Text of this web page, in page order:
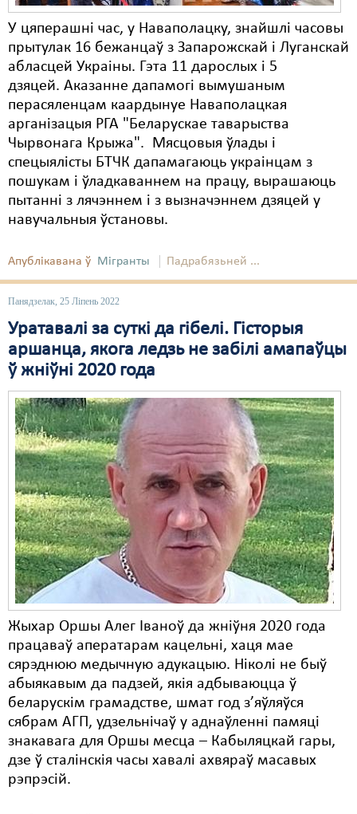
У цяперашні час, у Наваполацку, знайшлі часовы
прытулак 16 бежанцаў з Запарожскай і Луганскай
абласцей Украіны. Гэта 11 дарослых і 5
дзяцей. Аказанне дапамогі вымушаным
перасяленцам каардынуе Наваполацкая
арганізацыя РГА "Беларускае таварыства
Чырвонага Крыжа". Мясцовыя ўлады і
спецыялісты БТЧК дапамагаюць украінцам з
пошукам і ўладкаваннем на працу, вырашаюць
пытанні з лячэннем і з вызначэннем дзяцей у
навучальныя ўстановы.
Апублікавана ў Мігранты Падрабязьней ...
Панядзелак, 25 Ліпень 2022
Уратавалі за суткі да гібелі. Гісторыя
аршанца, якога ледзь не забілі амапаўцы
ў жніўні 2020 года
Жыхар Оршы Алег Іваноў да жніўня 2020 года
працаваў аператарам кацельні, хаця мае
сярэднюю медычную адукацыю. Ніколі не быў
абыякавым да падзей, якія адбываюцца ў
беларускім грамадстве, шмат год з’яўляўся
сябрам АГП, удзельнічаў у аднаўленні памяці
знакавага для Оршы месца – Кабыляцкай гары,
дзе ў сталінскія часы хавалі ахвяраў масавых
рэпрэсій.